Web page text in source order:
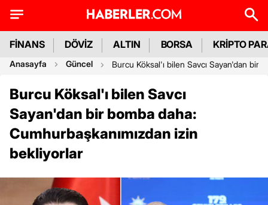
FİNANS DÖVİZ ALTIN BORSA KRİPTO
Anasayfa Güncel Burcu Köksal'ı bilen Savcı Sayan'dan bir
Burcu Köksal'ı bilen Savcı
Sayan'dan bir bomba daha:
Cumhurbaşkanımızdan izin
bekliyorlar